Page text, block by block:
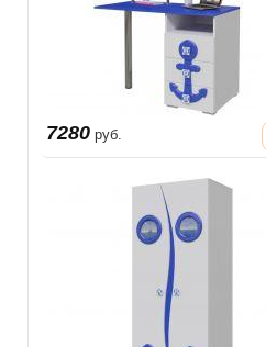
7280 руб.